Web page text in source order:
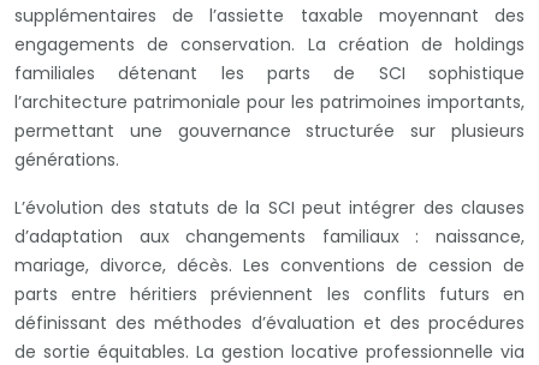
supplémentaires de l’assiette taxable moyennant des
engagements de conservation. La création de holdings
familiales détenant les parts de SCI sophistique
l’architecture patrimoniale pour les patrimoines importants,
permettant une gouvernance structurée sur plusieurs
générations.
L’évolution des statuts de la SCI peut intégrer des clauses
d’adaptation aux changements familiaux : naissance,
mariage, divorce, décès. Les conventions de cession de
parts entre héritiers préviennent les conflits futurs en
définissant des méthodes d’évaluation et des procédures
de sortie équitables. La gestion locative professionnelle via